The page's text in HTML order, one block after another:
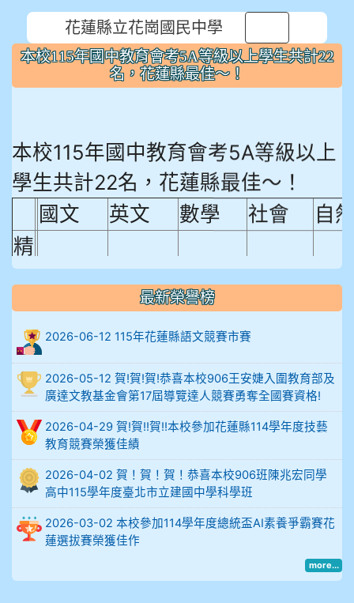
花蓮縣立花崗國民中學
本校115年國中教育會考5A等級以上學生共計22
名，花蓮縣最佳～！
本校115年國中教育會考5A等級以上
學生共計22名，花蓮縣最佳～！
國文
英文 數學 社會
自
精
熟
度
比
例
18.92%18.65%29.19%12.16%
906陳兆宏 5A10+ 作文5
912余 嘉 5A10+
914謝佩臻 5A10+
902蘇奕愷
903陳品帆
最新榮譽榜
2026-06-12 115年花蓮縣語文競賽市賽
2026-05-12 賀!賀!賀!恭喜本校906王安婕入圍教育部及
廣達文教基金會第17屆導覽達人競賽勇奪全國賽資格!
2026-04-29 賀!賀!!賀!!本校參加花蓮縣114學年度技藝
教育競賽榮獲佳績
2026-04-02 賀！賀！賀！恭喜本校906班陳兆宏同學
高中115學年度臺北市立建國中學科學班
2026-03-02 本校參加114學年度總統盃AI素養爭霸賽花
蓮選拔賽榮獲佳作
more...